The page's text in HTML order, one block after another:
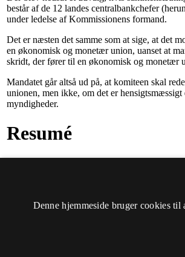
Denne hjemmeside bruger cookies